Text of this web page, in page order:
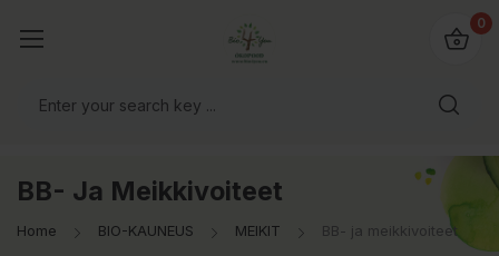
0
BB- Ja Meikkivoiteet
Home BIO-KAUNEUS MEIKIT BB- ja meikkivoiteet